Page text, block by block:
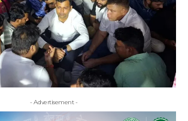
- Advertisement -